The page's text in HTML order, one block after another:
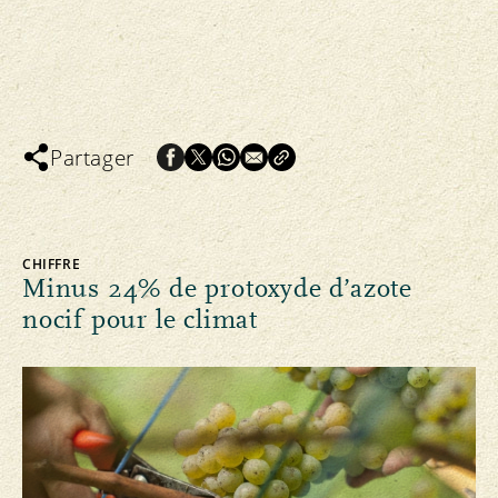
suivants:
l'agriculture biologique préserve la
fertilité des sols pour les générations
futures;
une meilleure capacité des sols bio à
stocker l'eau et le carbone
(contribution à la protection des eaux
et du climat);
une réduction de la pollution de l'eau
avec des engrais et des pesticides;
une plus grande biodiversité/diversité
des espèces;
une utilisation efficiente des
ressources locales (engrais de ferme,
compost, légumineuses, optimalisation
de la succession des cultures et des
Partager
CHIFFRE
Minus 24% de protoxyde d’azote
nocif pour le climat